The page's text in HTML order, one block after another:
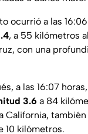
ocurrió a las
, a 55 kilómetros
con una
a las 16:07
3.6 a 84
California,
10 kilómetros.